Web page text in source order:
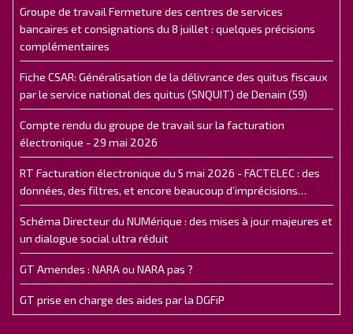
Groupe de travail Fermeture des centres de services
bancaires et consignations du 8 juillet : quelques précisions
complémentaires
Fiche CSAR: Généralisation de la délivrance des quitus fiscaux
par le service national des quitus (SNQUIT) de Denain (59)
Compte rendu du groupe de travail sur la facturation
électronique - 29 mai 2026
RT Facturation électronique du 5 mai 2026 - FACTELEC : des
données, des filtres, et encore beaucoup d’imprécisions…
Schéma Directeur du NUMérique : des mises à jour majeures et
un dialogue social ultra réduit
GT Amendes : NARA ou NARA pas ?
GT prise en charge des aides par la DGFiP